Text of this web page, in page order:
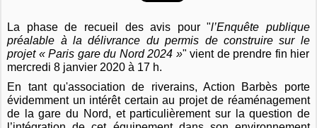
La phase de recueil des avis pour "l’Enquête publique
préalable à la délivrance du permis de construire sur le
projet « Paris gare du Nord 2024 »" vient de prendre fin hier
mercredi 8 janvier 2020 à 17 h.
En tant qu'association de riverains,Action Barbès porte
évidemment un intérêt certain au projet de réaménagement
de la gare du Nord, etparticulièrement sur la question de